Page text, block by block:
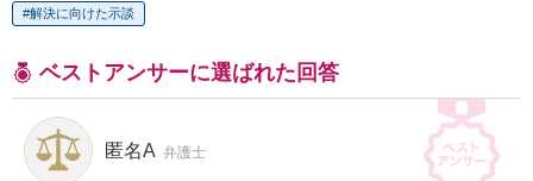
解決に向けた示談
ベストアンサーに選ばれた回答
匿名A 弁護士